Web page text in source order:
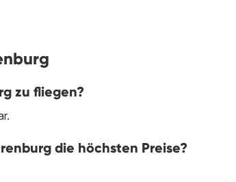
zu fliegen?
die höchsten Preise?